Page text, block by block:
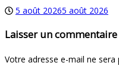
5 août 20265 août 2026
Laisser un commentaire
Votre adresse e-mail ne sera